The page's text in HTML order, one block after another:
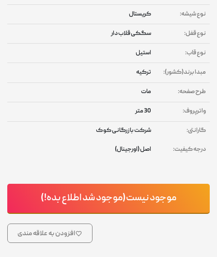
نوع شیشه: کریستال
نوع قفل: سگکی قلاب دار
نوع قاب: استیل
مبدا برند(کشور): ترکیه
طرح صفحه: مات
واترپروف: 30 متر
گارانتی: شرکت بازرگانی کوک
درجه کیفیت: اصل (اورجینال)
موجود نیست(موجود شد اطلاع بده!)
افزودن به علاقه مندی